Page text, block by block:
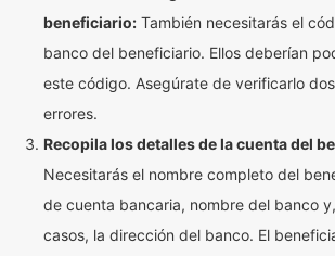
beneficiario: También necesitarás el
banco del beneficiario. Ellos deberían
este código. Asegúrate de verificarlo
errores.
Recopila los detalles de la cuenta del
Necesitarás el nombre completo del
de cuenta bancaria, nombre del banco
casos, la dirección del banco. El